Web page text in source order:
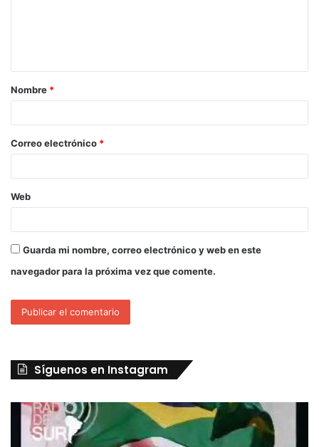
Nombre *
Correo electrónico *
Web
Guarda mi nombre, correo electrónico y web en este
navegador para la próxima vez que comente.
Síguenos en Instagram